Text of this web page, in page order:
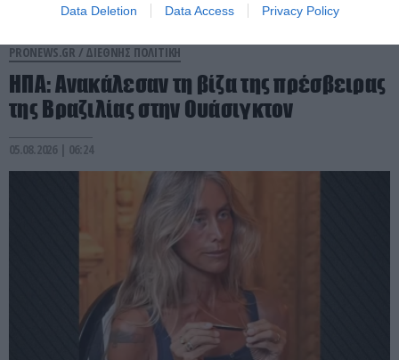
Data Deletion Data Access Privacy Policy
PRONEWS.GR / ΔΙΕΘΝΗΣ ΠΟΛΙΤΙΚΗ
ΗΠΑ: Aνακάλεσαν τη βίζα της πρέσβειρας
της Βραζιλίας στην Ουάσιγκτον
05.08.2026 | 06:24